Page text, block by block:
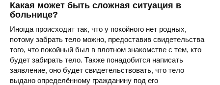
Какая может быть сложная ситуация в
больнице?
Иногда происходит так, что у покойного нет родных,
потому забрать тело можно, предоставив свидетельства
того, что покойный был в плотном знакомстве с тем, кто
будет забирать тело. Также понадобится написать
заявление, оно будет свидетельствовать, что тело
выдано определённому гражданину под его